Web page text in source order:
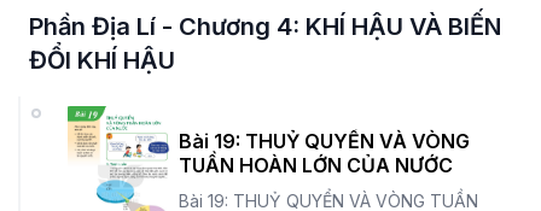
Phần Địa Lí - Chương 4: KHÍ HẬU VÀ BIẾN
ĐỔI KHÍ HẬU
Bài 19: THUỶ QUYỂN VÀ VÒNG
TUẦN HOÀN LỚN CỦA NƯỚC
Bài 19: THUỶ QUYỂN VÀ VÒNG TUẦN